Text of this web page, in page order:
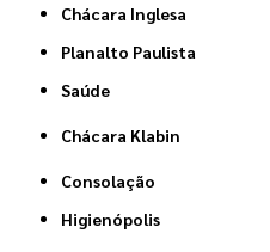
Chácara Inglesa
Planalto Paulista
Saúde
Chácara Klabin
Consolação
Higienópolis